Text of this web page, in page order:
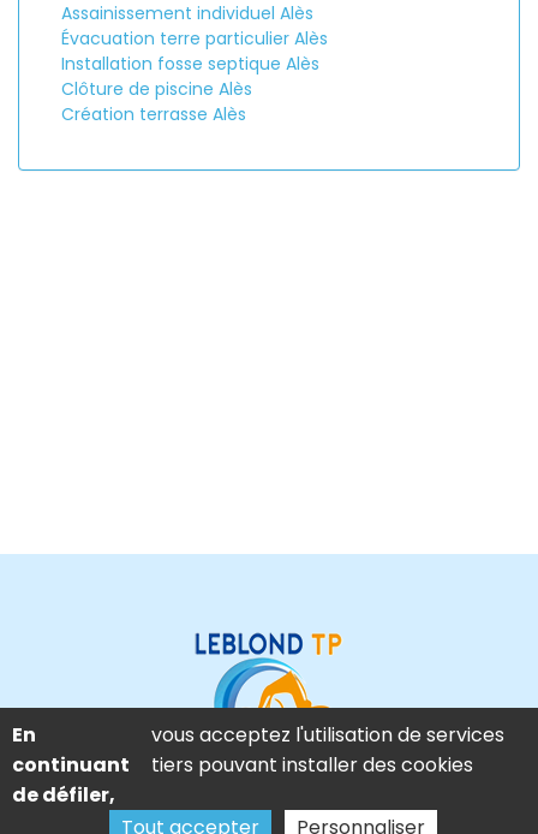
Assainissement individuel Alès
Évacuation terre particulier Alès
Installation fosse septique Alès
Clôture de piscine Alès
Création terrasse Alès
Mas d’Auzières – Route de Fourques, 30800 Saint Gilles
En
continuant
de défiler,
vous acceptez l'utilisation de services
tiers pouvant installer des cookies
Tout accepter Personnaliser